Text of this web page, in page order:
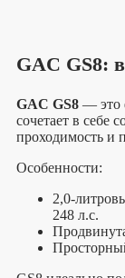
GAC GS8:
GAC GS8 — это
сочетает в себе
проходимость и
Особенности:
2,0-
248 л.с.